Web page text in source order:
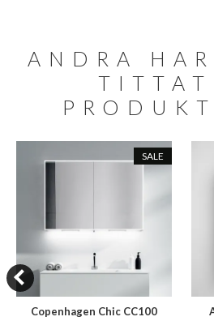
ANDRA
TITTAT
SALE
Copenhagen Chic CC100